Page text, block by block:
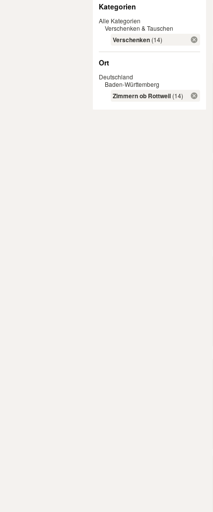
Kategorien
Alle Kategorien
Verschenken & Tauschen
Verschenken (14)
Ort
Deutschland
Baden-Württemberg
Zimmern ob Rottweil (14)